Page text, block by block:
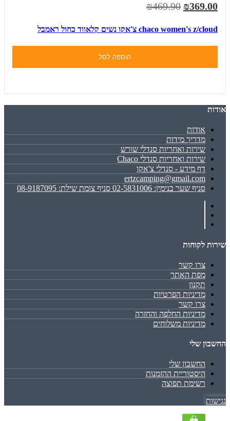
₪369.00
₪469.90
chaco women's z/cloud צ'אקו נשים קלאווד כחול ראמבל
הוספה לסל
אודות
אודות
מדריך מידות
שירות ואחריות סנדלי שורש
שירות ואחריות סנדלי Chaco
דף מידע - סנדלי צ'אקו
ertzcamping@gmail.com
סניף שער בנימין: 02-5831006 סניף צומת שילת: 08-9187095
שירות לקוחות
צרו קשר
מפת האתר
תקנון
מדיניות הפרטיות
צרו קשר
מדיניות החלפה והחזרה
מדיניות משלוחים
החשבון שלי
החשבון שלי
היסטוריית ההזמנות
רשימת תפוצה
נגישות